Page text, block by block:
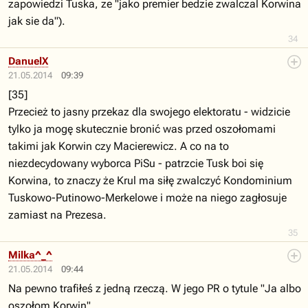
34
zapowiedzi Tuska, ze "jako premier bedzie zwalczal Korwina
jak sie da").
21.05.2014 09:39
35
DanuelX
[35]
Przecież to jasny przekaz dla swojego elektoratu - widzicie
tylko ja mogę skutecznie bronić was przed oszołomami
takimi jak Korwin czy Macierewicz. A co na to
niezdecydowany wyborca PiSu - patrzcie Tusk boi się
Korwina, to znaczy że Krul ma siłę zwalczyć Kondominium
Tuskowo-Putinowo-Merkelowe i może na niego zagłosuje
zamiast na Prezesa.
21.05.2014 09:44
Milka^_^
Na pewno trafiłeś z jedną rzeczą. W jego PR o tytule "Ja albo